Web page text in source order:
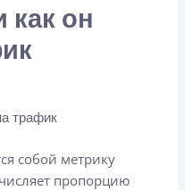
как он
трафик
собой метрику
пропорцию